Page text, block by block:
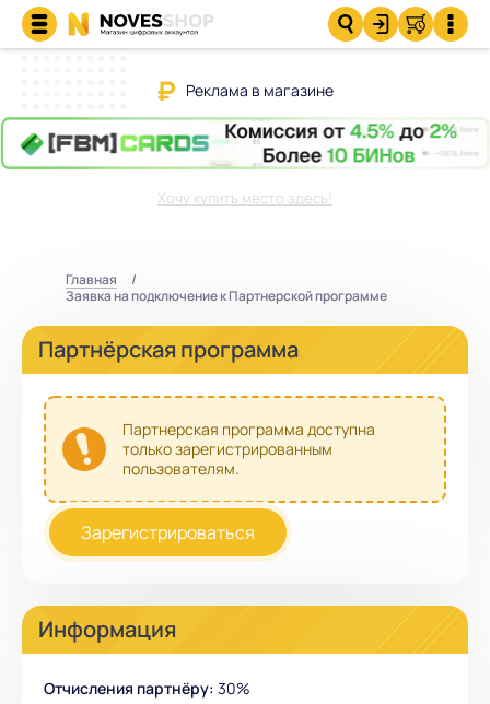
Реклама в магазине
Хочу купить место здесь!
Главная
Заявка на подключение к Партнерской программе
Партнёрская программа
Партнерская программа доступна
только зарегистрированным
пользователям.
Зарегистрироваться
Информация
Отчисления партнёру: 30%